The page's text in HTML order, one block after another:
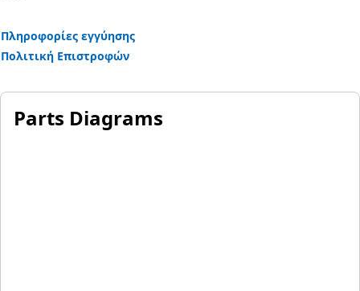
Πληροφορίες εγγύησης
Πολιτική Επιστροφών
Parts Diagrams